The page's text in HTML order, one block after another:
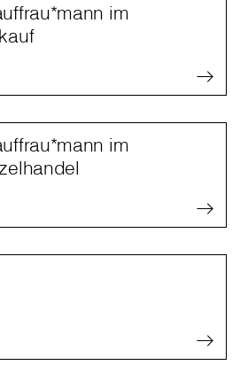
im
im